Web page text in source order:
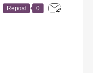
Repost 0